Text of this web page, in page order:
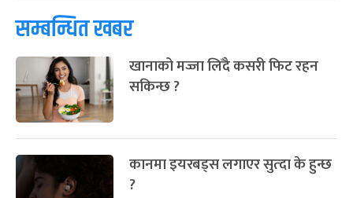
सम्बन्धित खबर
खानाको मज्जा लिँदै कसरी फिट रहन
सकिन्छ ?
कानमा इयरबड्स लगाएर सुत्दा के हुन्छ
?